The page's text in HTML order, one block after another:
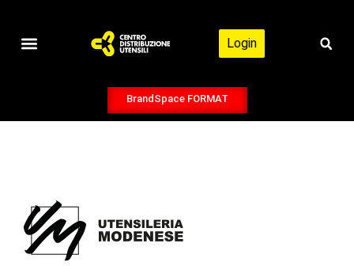
Login
BrandSpace FORMAT